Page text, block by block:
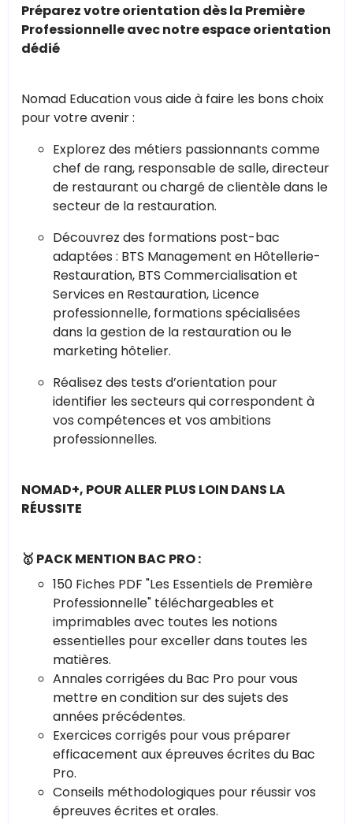
Préparez votre orientation dès la Première
Professionnelle avec notre espace orientation
dédié
Nomad Education vous aide à faire les bons choix
pour votre avenir :
Explorez des métiers passionnants comme
chef de rang, responsable de salle, directeur
de restaurant ou chargé de clientèle dans le
secteur de la restauration.
Découvrez des formations post-bac
adaptées : BTS Management en Hôtellerie-
Restauration, BTS Commercialisation et
Services en Restauration, Licence
professionnelle, formations spécialisées
dans la gestion de la restauration ou le
marketing hôtelier.
Réalisez des tests d’orientation pour
identifier les secteurs qui correspondent à
vos compétences et vos ambitions
professionnelles.
NOMAD+, POUR ALLER PLUS LOIN DANS LA
RÉUSSITE
🥇 PACK MENTION BAC PRO :
150 Fiches PDF "Les Essentiels de Première
Professionnelle" téléchargeables et
imprimables avec toutes les notions
essentielles pour exceller dans toutes les
matières.
Annales corrigées du Bac Pro pour vous
mettre en condition sur des sujets des
années précédentes.
Exercices corrigés pour vous préparer
efficacement aux épreuves écrites du Bac
Pro.
Conseils méthodologiques pour réussir vos
épreuves écrites et orales.